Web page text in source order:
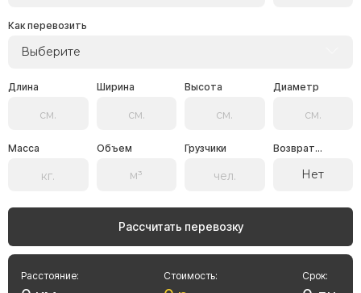
Как перевозить
Выберите
Длина Ширина Высота Диаметр
Масса Объем Грузчики Возврат...
Нет
Рассчитать перевозку
Стоимость:
Расстояние: Срок: